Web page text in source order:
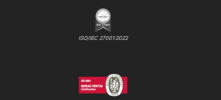
ISO/IEC 27001:2022